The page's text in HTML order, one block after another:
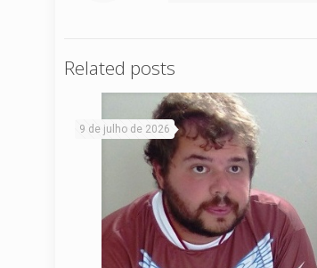
Related posts
9 de julho de 2026